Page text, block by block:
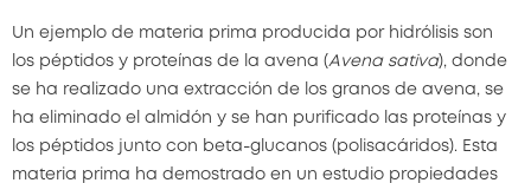
Un ejemplo de materia prima producida por hidrólisis son
los péptidos y proteínas de la avena (Avena sativa), donde
se ha realizado una extracción de los granos de avena, se
ha eliminado el almidón y se han purificado las proteínas y
los péptidos junto con beta-glucanos (polisacáridos). Esta
materia prima ha demostrado en un estudio propiedades